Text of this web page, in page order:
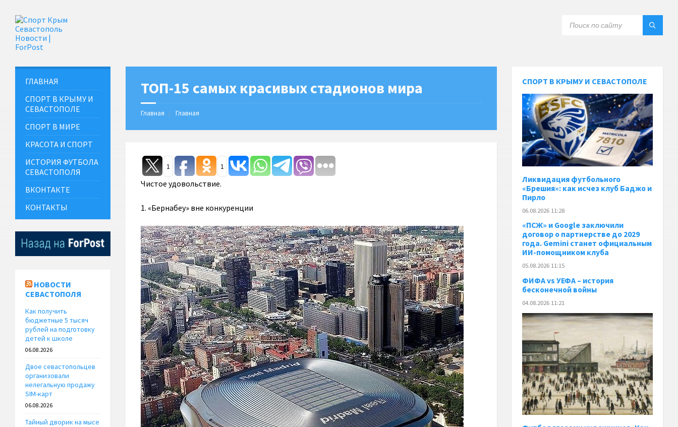
ТОП-15 самых красивых стадионов мира
Главная Главная
1 1
Чистое удовольствие.
1. «Бернабеу» вне конкуренции
ГЛАВНАЯ
СПОРТ В КРЫМУ И
СЕВАСТОПОЛЕ
СПОРТ В МИРЕ
КРАСОТА И СПОРТ
ИСТОРИЯ ФУТБОЛА
СЕВАСТОПОЛЯ
ВКОНТАКТЕ
КОНТАКТЫ
НОВОСТИ
СЕВАСТОПОЛЯ
Как получить
бюджетные 5 тысяч
рублей на подготовку
детей к школе
06.08.2026
Двое севастопольцев
организовали
нелегальную продажу
SIM-карт
06.08.2026
Тайный дворик на мысе
СПОРТ В КРЫМУ И СЕВАСТОПОЛЕ
Ликвидация футбольного
«Брешия»: как исчез клуб Баджо и
Пирло
06.08.2026 11:28
«ПСЖ» и Google заключили
договор о партнерстве до 2029
года. Gemini станет официальным
ИИ-помощником клуба
05.08.2026 11:15
ФИФА vs УЕФА – история
бесконечной войны
04.08.2026 11:21